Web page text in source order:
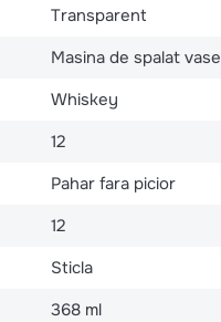
Transparent
Masina de spalat vase
Whiskey
12
Pahar fara picior
12
Sticla
368 ml